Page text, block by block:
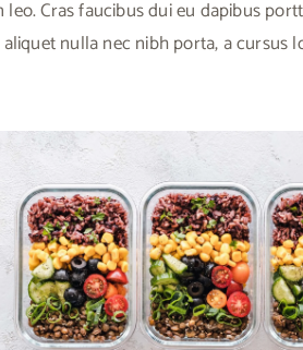
Cras faucibus dui eu dapibus
nulla nec nibh porta, a